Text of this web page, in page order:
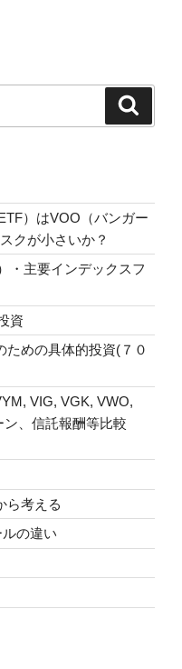
）はVOO（バンガー
クが小さいか？
・主要インデックスフ
資
ための具体的投資(７０
VIG, VGK, VWO,
ン、信託報酬等比較
ら考える
の違い